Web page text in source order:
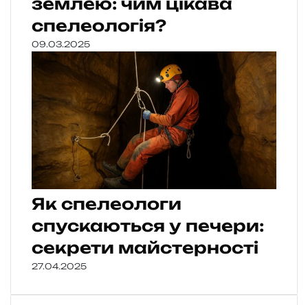
спелеологія?
09.03.2025
Як спелеологи
спускаються у печери:
секрети майстерності
27.04.2025